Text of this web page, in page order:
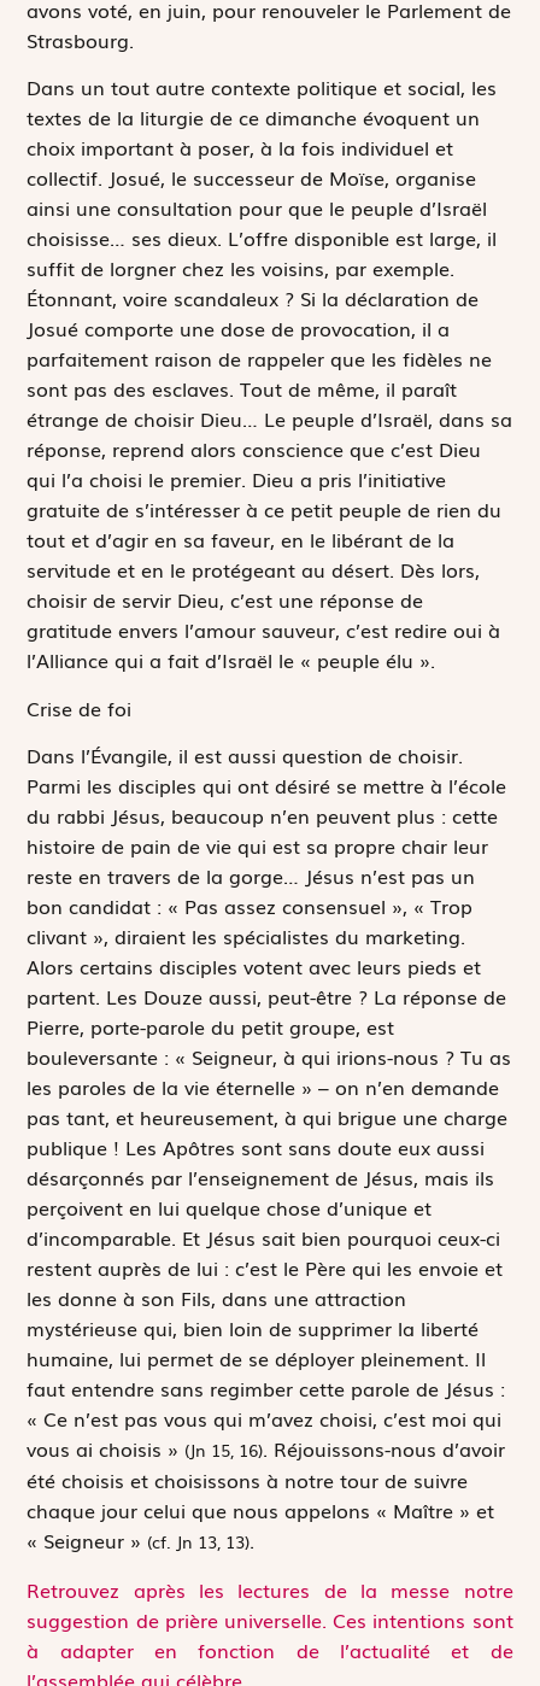
avons voté, en juin, pour renouveler le Parlement de
Strasbourg.
Dans un tout autre contexte politique et social, les
textes de la liturgie de ce dimanche évoquent un
choix important à poser, à la fois individuel et
collectif. Josué, le successeur de Moïse, organise
ainsi une consultation pour que le peuple d’Israël
choisisse… ses dieux. L’offre disponible est large, il
suffit de lorgner chez les voisins, par exemple.
Étonnant, voire scandaleux ? Si la déclaration de
Josué comporte une dose de provocation, il a
parfaitement raison de rappeler que les fidèles ne
sont pas des esclaves. Tout de même, il paraît
étrange de choisir Dieu… Le peuple d’Israël, dans sa
réponse, reprend alors conscience que c’est Dieu
qui l’a choisi le premier. Dieu a pris l’initiative
gratuite de s’intéresser à ce petit peuple de rien du
tout et d’agir en sa faveur, en le libérant de la
servitude et en le protégeant au désert. Dès lors,
choisir de servir Dieu, c’est une réponse de
gratitude envers l’amour sauveur, c’est redire oui à
l’Alliance qui a fait d’Israël le « peuple élu ».
Crise de foi
Dans l’Évangile, il est aussi question de choisir.
Parmi les disciples qui ont désiré se mettre à l’école
du rabbi Jésus, beaucoup n’en peuvent plus : cette
histoire de pain de vie qui est sa propre chair leur
reste en travers de la gorge… Jésus n’est pas un
bon candidat : « Pas assez consensuel », « Trop
clivant », diraient les spécialistes du marketing.
Alors certains disciples votent avec leurs pieds et
partent. Les Douze aussi, peut-être ? La réponse de
Pierre, porte-parole du petit groupe, est
bouleversante : « Seigneur, à qui irions-nous ? Tu as
les paroles de la vie éternelle » – on n’en demande
pas tant, et heureusement, à qui brigue une charge
publique ! Les Apôtres sont sans doute eux aussi
désarçonnés par l’enseignement de Jésus, mais ils
perçoivent en lui quelque chose d’unique et
d’incomparable. Et Jésus sait bien pourquoi ceux-ci
restent auprès de lui : c’est le Père qui les envoie et
les donne à son Fils, dans une attraction
mystérieuse qui, bien loin de supprimer la liberté
humaine, lui permet de se déployer pleinement. Il
faut entendre sans regimber cette parole de Jésus :
« Ce n’est pas vous qui m’avez choisi, c’est moi qui
vous ai choisis » (Jn 15, 16). Réjouissons-nous d’avoir
été choisis et choisissons à notre tour de suivre
chaque jour celui que nous appelons « Maître » et
« Seigneur » (cf. Jn 13, 13).
Retrouvez après les lectures de la messe notre
suggestion de prière universelle. Ces intentions sont
à adapter en fonction de l’actualité et de
l’assemblée qui célèbre.